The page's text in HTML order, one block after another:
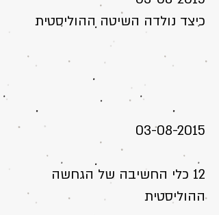
כיצד נולדה השיטה ההוליסטית
03-08-2015
12 כלי החשיבה של הגחשה
ההוליסטית